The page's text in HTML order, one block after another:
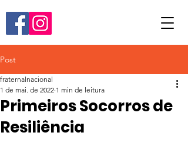
Post
Primeiros Socorros de
Resiliência
fraternalnacional
1 de mai. de 2022 1 min de leitura